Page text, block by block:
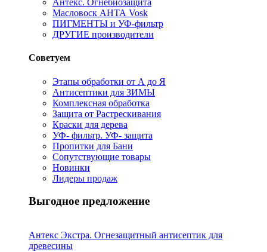
Антекс. Огнебиозащита
Масловоск АНТА Vosk
ПИГМЕНТЫ и УФ-фильтр
ДРУГИЕ производители
Советуем
Этапы обработки от А до Я
Антисептики для ЗИМЫ
Комплексная обработка
Защита от Растрескивания
Краски для дерева
УФ- фильтр. УФ- защита
Пропитки для Бани
Сопутствующие товары
Новинки
Лидеры продаж
Выгодное предложение
Антекс Экстра. Огнезащитный антисептик для
древесины